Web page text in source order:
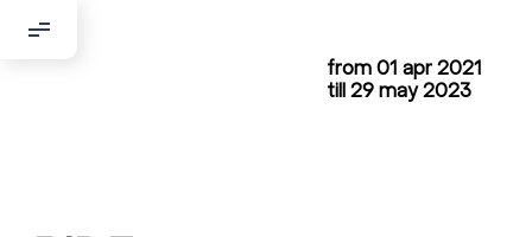
from 01 apr 2021
till 29 may 2023